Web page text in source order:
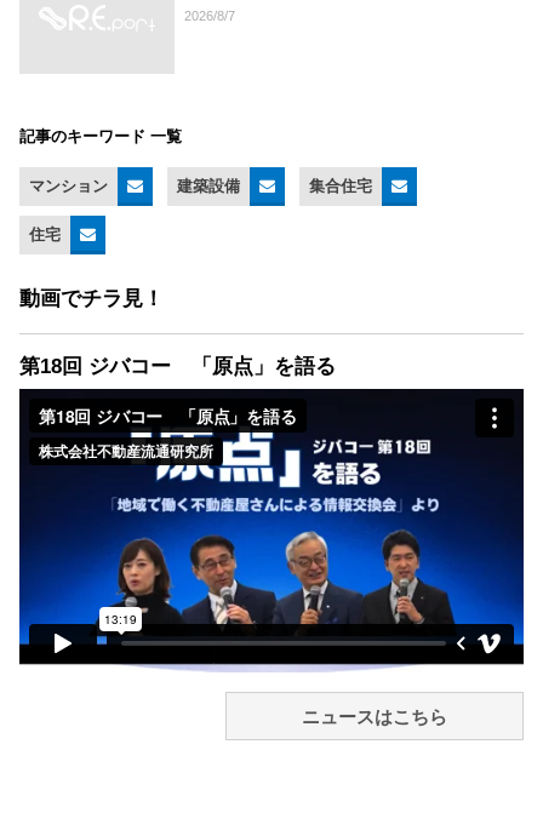
2026/8/7
記事のキーワード 一覧
マンション 建築設備 集合住宅
住宅
動画でチラ見！
第18回 ジバコー 「原点」を語る
ニュースはこちら